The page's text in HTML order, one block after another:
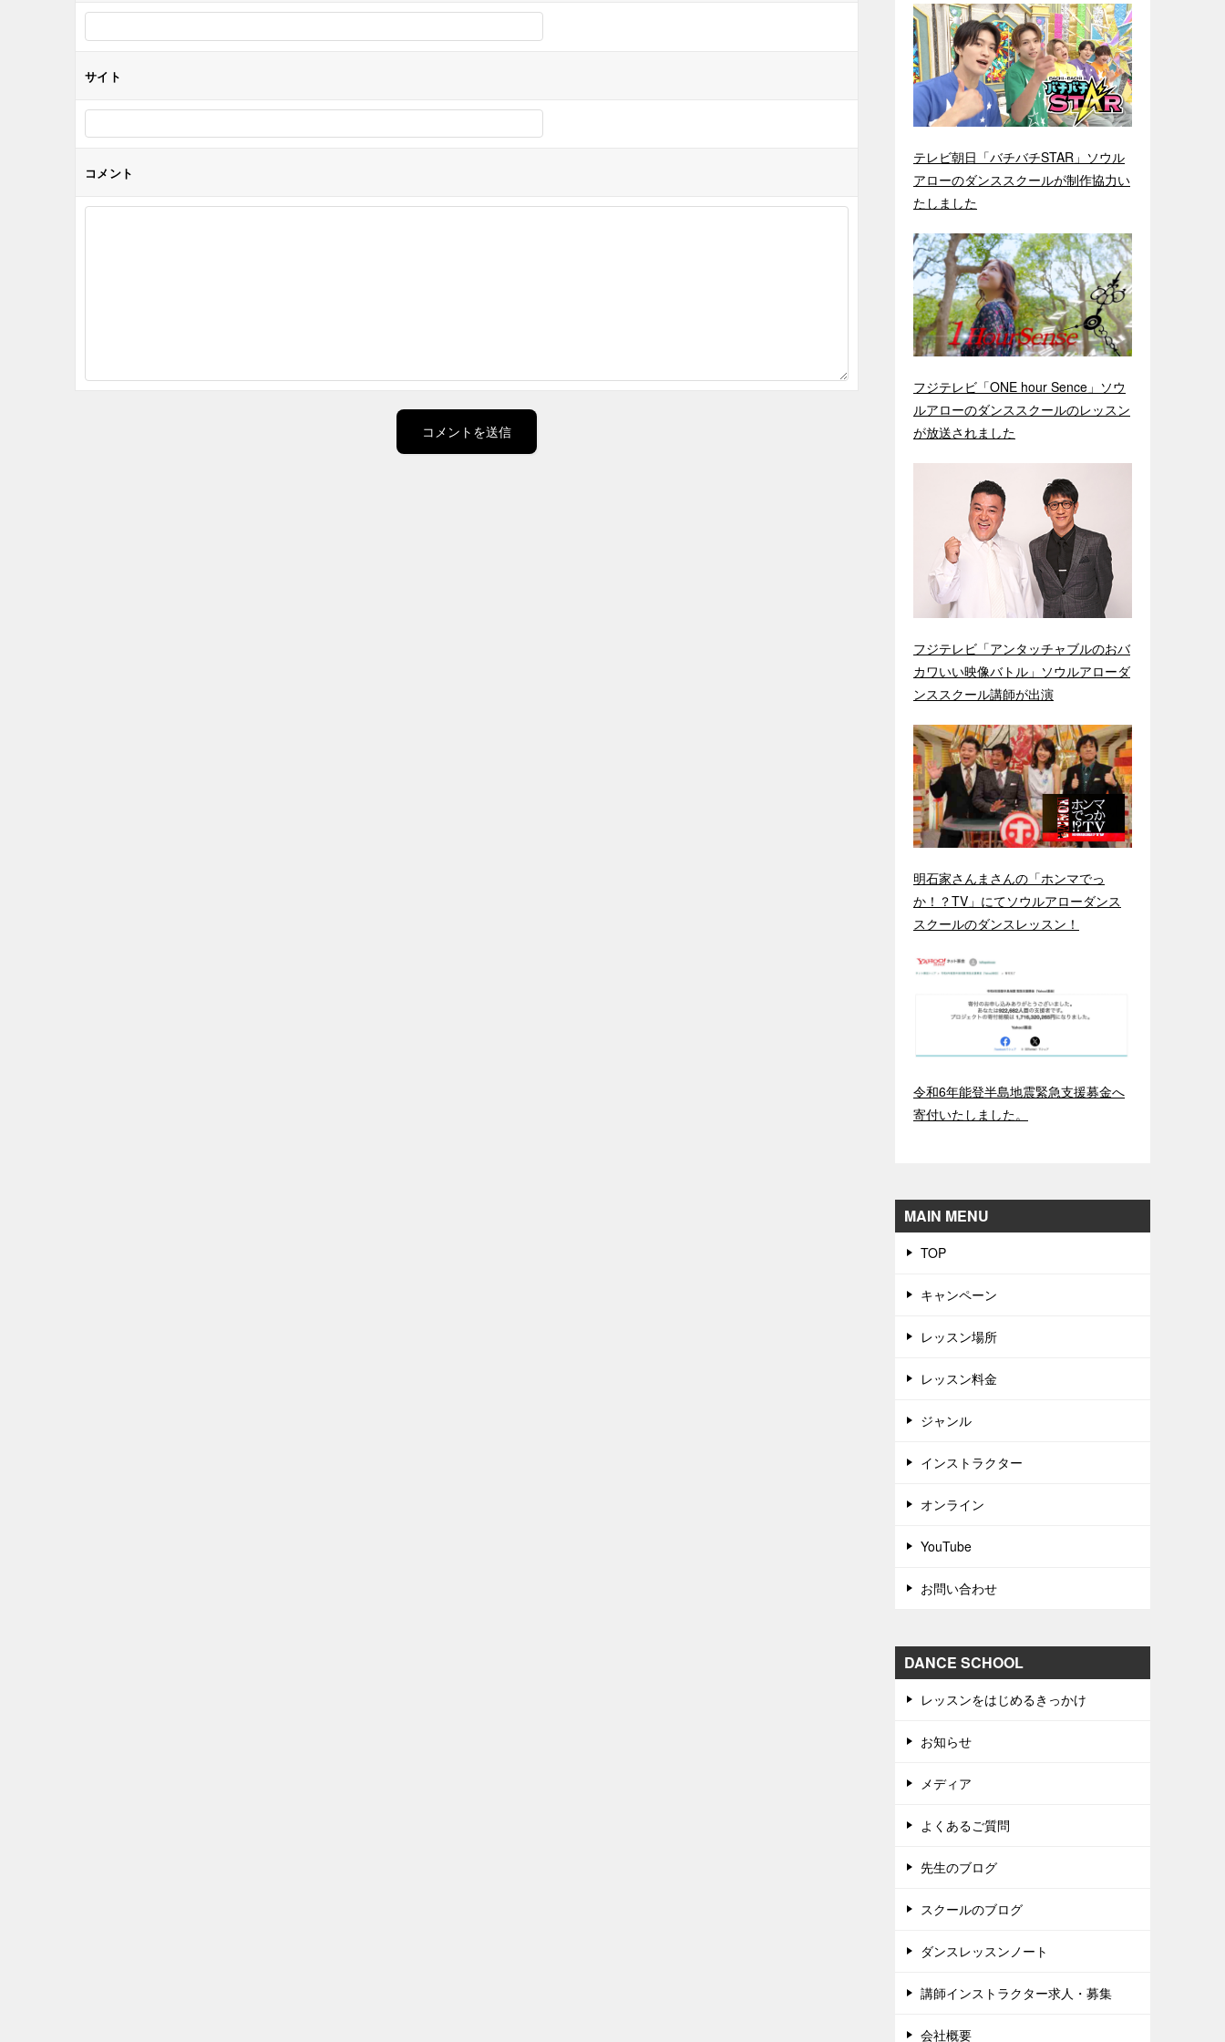
ン
サイト
コメント
テレビ朝日「バチバチSTAR」ソウル
アローのダンススクールが制作協力い
たしました
フジテレビ「ONE hour Sence」ソウ
ルアローのダンススクールのレッスン
が放送されました
フジテレビ「アンタッチャブルのおバ
カワいい映像バトル」ソウルアローダ
ンススクール講師が出演
明石家さんまさんの「ホンマでっ
か！？TV」にてソウルアローダンス
スクールのダンスレッスン！
令和6年能登半島地震緊急支援募金へ
寄付いたしました。
MAIN MENU
TOP
キャンペーン
レッスン場所
レッスン料金
ジャンル
インストラクター
オンライン
YouTube
お問い合わせ
DANCE SCHOOL
レッスンをはじめるきっかけ
お知らせ
メディア
よくあるご質問
先生のブログ
スクールのブログ
ダンスレッスンノート
講師インストラクター求人・募集
会社概要